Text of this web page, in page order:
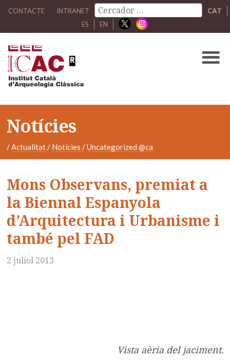
CONTACTE INTRANET
CAT
ES
EN
Notícies
/Actualitat/ Notícies /Uncategorized @ca
Mons Observans, premiat a
la Biennal Espanyola
d’Arquitectura i Urbanisme i
també pel FAD
2 juliol 2013
Vista aèria del jaciment.